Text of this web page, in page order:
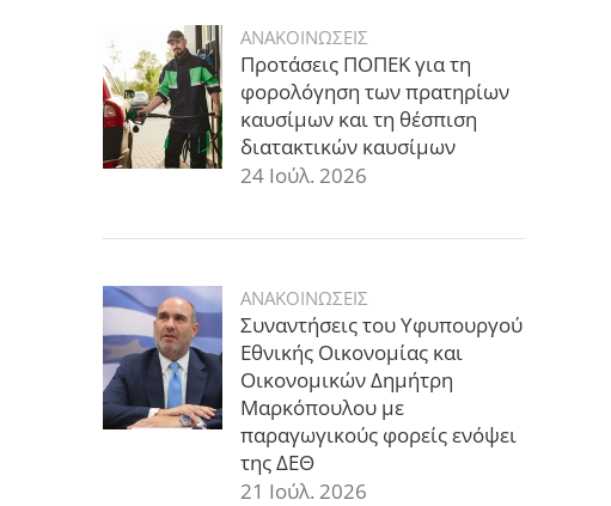
ΑΝΑΚΟΙΝΩΣΕΙΣ
Προτάσεις ΠΟΠΕΚ για τη
φορολόγηση των πρατηρίων
καυσίμων και τη θέσπιση
διατακτικών καυσίμων
24 Ιούλ. 2026
ΑΝΑΚΟΙΝΩΣΕΙΣ
Συναντήσεις του Υφυπουργού
Εθνικής Οικονομίας και
Οικονομικών Δημήτρη
Μαρκόπουλου με
παραγωγικούς φορείς ενόψει
της ΔΕΘ
21 Ιούλ. 2026